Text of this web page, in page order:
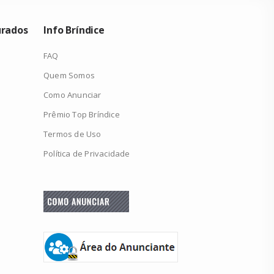
Info Bríndice
FAQ
Quem Somos
Como Anunciar
Prêmio Top Bríndice
Termos de Uso
Política de Privacidade